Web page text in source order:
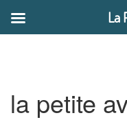
la petite
La